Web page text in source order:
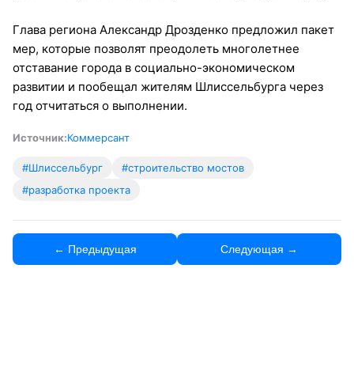
Глава региона Александр Дрозденко предложил пакет
мер, которые позволят преодолеть многолетнее
отставание города в социально-экономическом
развитии и пообещал жителям Шлиссельбурга через
год отчитаться о выполнении.
Источник:Коммерсант
#Шлиссельбург
#строительство мостов
#разработка проекта
← Предыдущая Следующая →